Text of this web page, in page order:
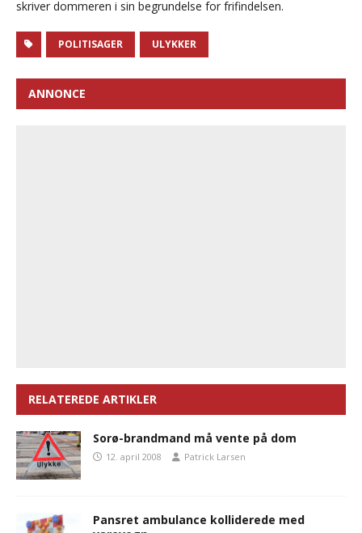
skriver dommeren i sin begrundelse for frifindelsen.
POLITISAGER ULYKKER
ANNONCE
RELATEREDE ARTIKLER
Sorø-brandmand må vente på dom
12. april 2008 Patrick Larsen
Pansret ambulance kolliderede med